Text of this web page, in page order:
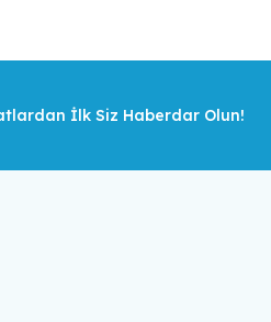
İlk Siz Haberdar Olun!